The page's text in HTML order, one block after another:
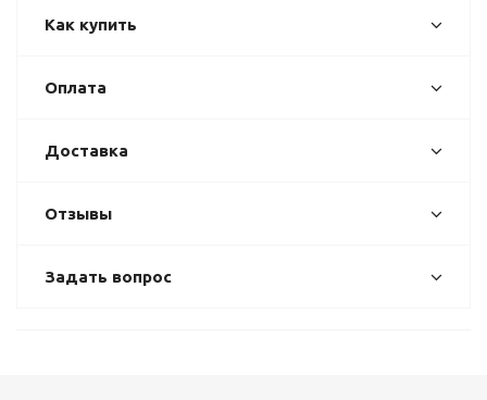
Как купить
Оплата
Доставка
Отзывы
Задать вопрос